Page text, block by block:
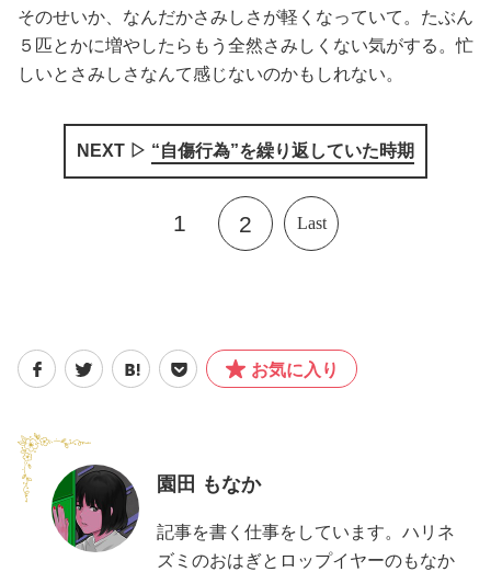
そのせいか、なんだかさみしさが軽くなっていて。たぶん
５匹とかに増やしたらもう全然さみしくない気がする。忙
しいとさみしさなんて感じないのかもしれない。
NEXT ▷ “自傷行為”を繰り返していた時期
1 2 Last
お気に入り
園田 もなか
記事を書く仕事をしています。ハリネ
ズミのおはぎとロップイヤーのもなか